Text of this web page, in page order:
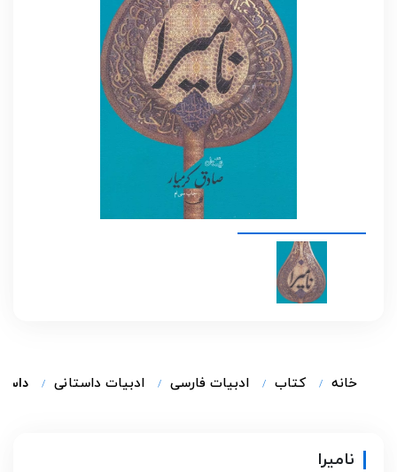
خانه کتاب ادبیات فارسی ادبیات داستانی
نامیرا